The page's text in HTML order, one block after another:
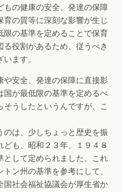
もの健康の安全、発達の保障
の質等に深刻な影響が生じ
限の基準を定めることで保育
役割があるため、従うべき
ます。
安全、発達の保障に直接影
国が最低限の基準を定めるべ
そうしたというんですが、こ
は、少しちょっと歴史を振
ども、昭和２３年、１９４８
として定められました。これ
ン州の基準を参考にして、
国社会福祉協議会が厚生省か